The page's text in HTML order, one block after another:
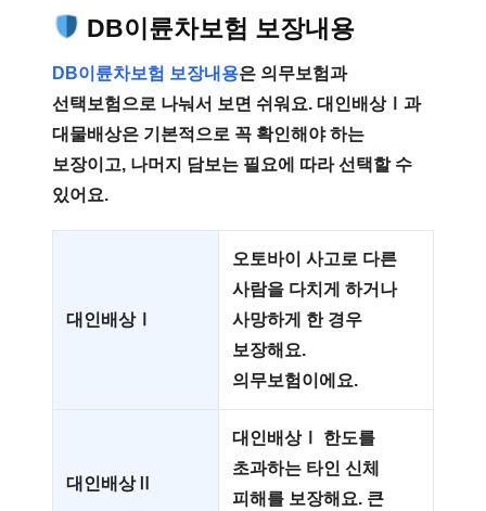
DB이륜차보험 보장내용
DB이륜차보험 보장내용은 의무보험과
선택보험으로 나눠서 보면 쉬워요. 대인배상Ⅰ과
대물배상은 기본적으로 꼭 확인해야 하는
보장이고, 나머지 담보는 필요에 따라 선택할 수
있어요.
대인배상Ⅰ
오토바이 사고로 다른
사람을 다치게 하거나
사망하게 한 경우
보장해요.
의무보험이에요.
대인배상Ⅱ
대인배상Ⅰ 한도를
초과하는 타인 신체
피해를 보장해요. 큰